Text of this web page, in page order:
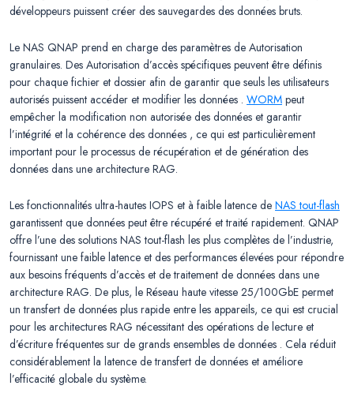
développeurs puissent créer des sauvegardes des données bruts.
Le NAS QNAP prend en charge des paramètres de Autorisation
granulaires. Des Autorisation d’accès spécifiques peuvent être définis
pour chaque fichier et dossier afin de garantir que seuls les utilisateurs
autorisés puissent accéder et modifier les données . WORM peut
empêcher la modification non autorisée des données et garantir
l’intégrité et la cohérence des données , ce qui est particulièrement
important pour le processus de récupération et de génération des
données dans une architecture RAG.
Les fonctionnalités ultra-hautes IOPS et à faible latence de NAS tout-flash
garantissent que données peut être récupéré et traité rapidement. QNAP
offre l’une des solutions NAS tout-flash les plus complètes de l’industrie,
fournissant une faible latence et des performances élevées pour répondre
aux besoins fréquents d’accès et de traitement de données dans une
architecture RAG. De plus, le Réseau haute vitesse 25/100GbE permet
un transfert de données plus rapide entre les appareils, ce qui est crucial
pour les architectures RAG nécessitant des opérations de lecture et
d’écriture fréquentes sur de grands ensembles de données . Cela réduit
considérablement la latence de transfert de données et améliore
l’efficacité globale du système.